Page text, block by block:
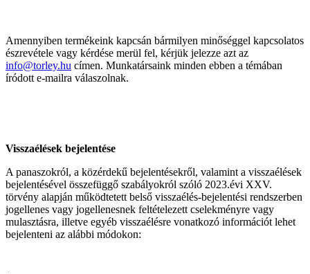
Amennyiben termékeink kapcsán bármilyen minőséggel kapcsolatos
észrevétele vagy kérdése merül fel, kérjük jelezze azt az
info@torley.hu címen. Munkatársaink minden ebben a témában
íródott e-mailra válaszolnak.
Visszaélések bejelentése
A panaszokról, a közérdekű bejelentésekről, valamint a visszaélések
bejelentésével összefüggő szabályokról szóló 2023.évi XXV.
törvény alapján működtetett belső visszaélés-bejelentési rendszerben
jogellenes vagy jogellenesnek feltételezett cselekményre vagy
mulasztásra, illetve egyéb visszaélésre vonatkozó információt lehet
bejelenteni az alábbi módokon: